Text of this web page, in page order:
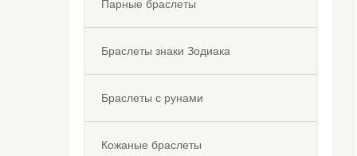
Парные браслеты
Браслеты знаки Зодиака
Браслеты с рунами
Кожаные браслеты